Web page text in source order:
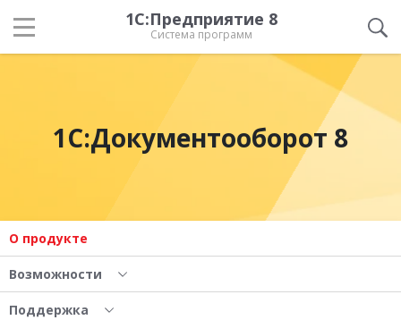
1С:Предприятие 8
Система программ
1С:Документооборот 8
О продукте
Возможности
Поддержка